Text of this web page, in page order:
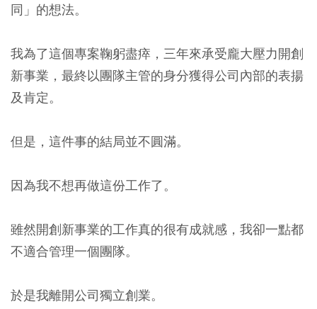
同」的想法。
我為了這個專案鞠躬盡瘁，三年來承受龐大壓力開創
新事業，最終以團隊主管的身分獲得公司內部的表揚
及肯定。
但是，這件事的結局並不圓滿。
因為我不想再做這份工作了。
雖然開創新事業的工作真的很有成就感，我卻一點都
不適合管理一個團隊。
於是我離開公司獨立創業。